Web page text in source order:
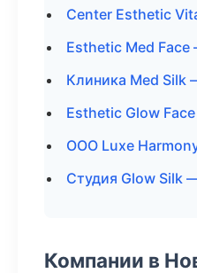
Center Esthetic
Esthetic Med
Клиника Med Silk
Esthetic Glow
ООО Luxe
Студия Glow Silk
Компании в